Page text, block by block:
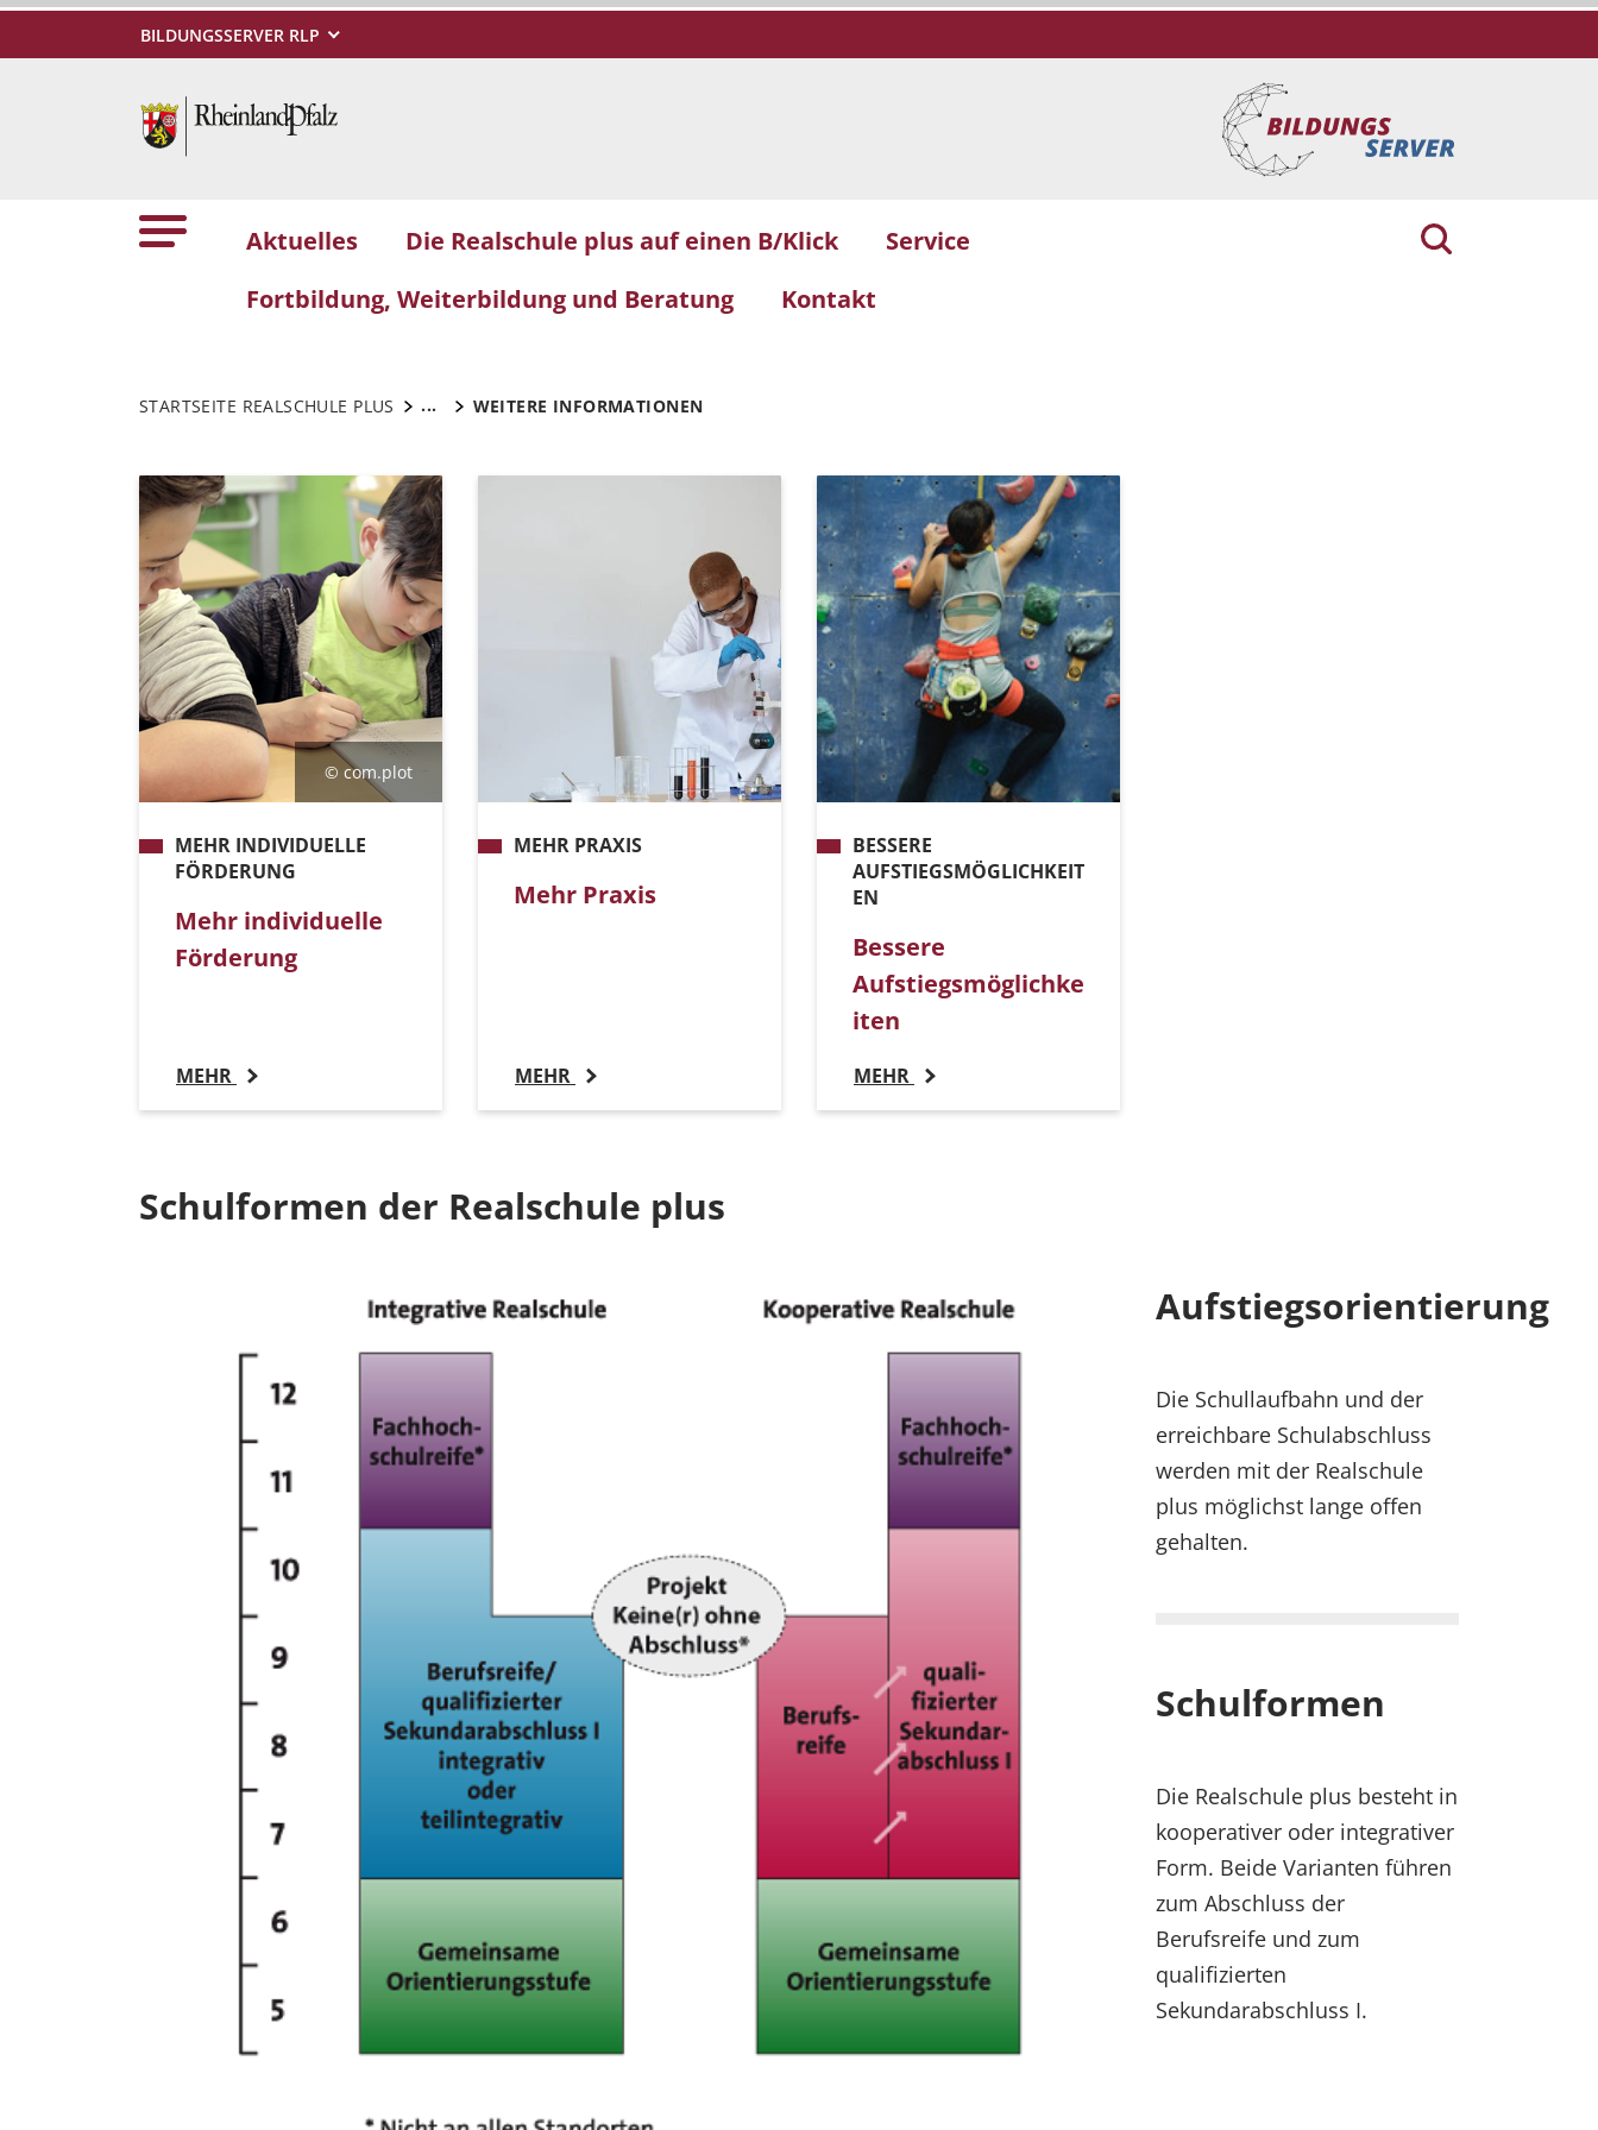
BILDUNGSSERVER RLP
Aktuelles Die Realschule plus auf einen B/Klick
Service
Fortbildung, Weiterbildung und Beratung
Kontakt
STARTSEITE REALSCHULE PLUS ... WEITERE INFORMATIONEN
© com.plot
MEHR INDIVIDUELLE
FÖRDERUNG
Mehr individuelle
Förderung
MEHR
MEHR PRAXIS
Mehr Praxis
MEHR
BESSERE
AUFSTIEGSMÖGLICHKEIT
EN
Bessere
Aufstiegsmöglichke
iten
MEHR
Schulformen der Realschule plus
Aufstiegsorientierung
Die Schullaufbahn und der
erreichbare Schulabschluss
werden mit der Realschule
plus möglichst lange offen
gehalten.
Schulformen
Die Realschule plus besteht in
kooperativer oder integrativer
Form. Beide Varianten führen
zum Abschluss der
Berufsreife und zum
qualifizierten
Sekundarabschluss I.